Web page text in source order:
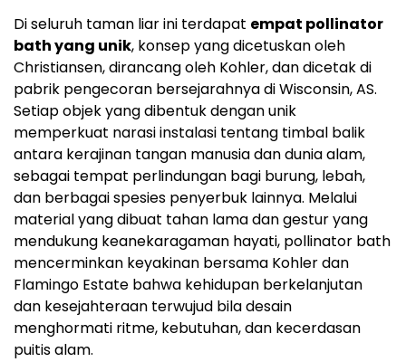
Di seluruh taman liar ini terdapat empat pollinator
bath yang unik, konsep yang dicetuskan oleh
Christiansen, dirancang oleh Kohler, dan dicetak di
pabrik pengecoran bersejarahnya di Wisconsin, AS.
Setiap objek yang dibentuk dengan unik
memperkuat narasi instalasi tentang timbal balik
antara kerajinan tangan manusia dan dunia alam,
sebagai tempat perlindungan bagi burung, lebah,
dan berbagai spesies penyerbuk lainnya. Melalui
material yang dibuat tahan lama dan gestur yang
mendukung keanekaragaman hayati, pollinator bath
mencerminkan keyakinan bersama Kohler dan
Flamingo Estate bahwa kehidupan berkelanjutan
dan kesejahteraan terwujud bila desain
menghormati ritme, kebutuhan, dan kecerdasan
puitis alam.